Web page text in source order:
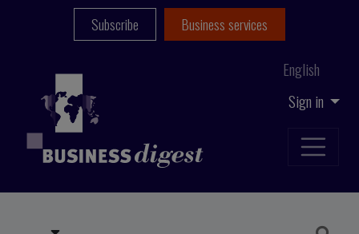
Sign in
English
Subscribe Business services